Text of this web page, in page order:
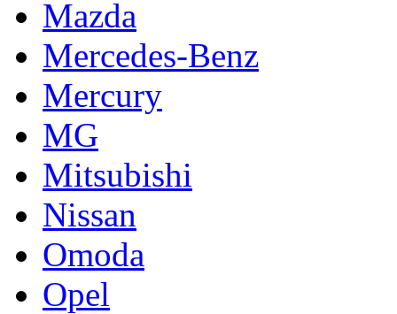
Mazda
Mercedes-Benz
Mercury
MG
Mitsubishi
Nissan
Omoda
Opel